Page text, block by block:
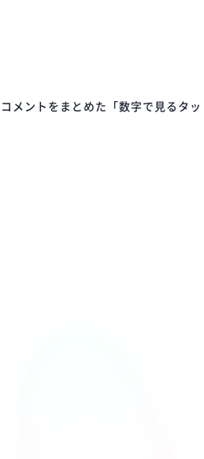
メントをまとめた「数字で見るタッ